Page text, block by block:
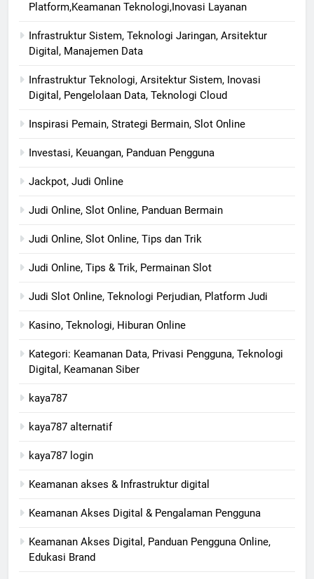
Platform,Keamanan Teknologi,Inovasi Layanan
Infrastruktur Sistem, Teknologi Jaringan, Arsitektur
Digital, Manajemen Data
Infrastruktur Teknologi, Arsitektur Sistem, Inovasi
Digital, Pengelolaan Data, Teknologi Cloud
Inspirasi Pemain, Strategi Bermain, Slot Online
Investasi, Keuangan, Panduan Pengguna
Jackpot, Judi Online
Judi Online, Slot Online, Panduan Bermain
Judi Online, Slot Online, Tips dan Trik
Judi Online, Tips & Trik, Permainan Slot
Judi Slot Online, Teknologi Perjudian, Platform Judi
Kasino, Teknologi, Hiburan Online
Kategori: Keamanan Data, Privasi Pengguna, Teknologi
Digital, Keamanan Siber
kaya787
kaya787 alternatif
kaya787 login
Keamanan akses & Infrastruktur digital
Keamanan Akses Digital & Pengalaman Pengguna
Keamanan Akses Digital, Panduan Pengguna Online,
Edukasi Brand